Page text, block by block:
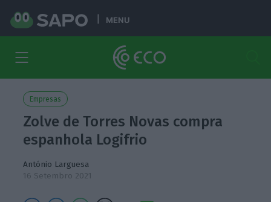
MENU
Empresas
Zolve de Torres Novas compra
espanhola Logifrio
António Larguesa
16 Setembro 2021